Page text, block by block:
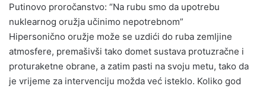
Putinovo proročanstvo: “Na rubu smo da upotrebu
nuklearnog oružja učinimo nepotrebnom”
Hipersonično oružje može se uzdići do ruba zemljine
atmosfere, premašivši tako domet sustava protuzračne i
proturaketne obrane, a zatim pasti na svoju metu, tako da
je vrijeme za intervenciju možda već isteklo. Koliko god